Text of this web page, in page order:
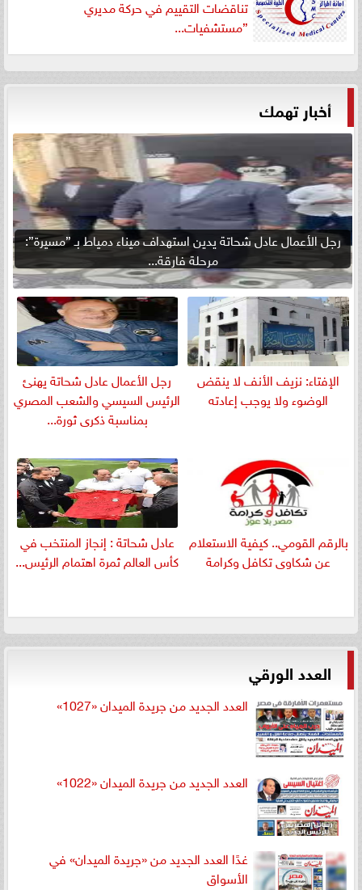
تناقضات التقييم في حركة مديري
”مستشفيات...
أخبار تهمك
رجل الأعمال عادل شحاتة يدين استهداف ميناء دمياط بـ ”مسيرة”:
مرحلة فارقة...
الإفتاء: نزيف الأنف لا ينقض
الوضوء ولا يوجب إعادته
رجل الأعمال عادل شحاتة يهنئ
الرئيس السيسي والشعب المصري
بمناسبة ذكرى ثورة...
بالرقم القومي.. كيفية الاستعلام
عن شكاوى تكافل وكرامة
عادل شحاتة : إنجاز المنتخب في
كأس العالم ثمرة اهتمام الرئيس...
العدد الورقي
العدد الجديد من جريدة الميدان «1027»
العدد الجديد من جريدة الميدان «1022»
غدًا العدد الجديد من «جريدة الميدان» في
الأسواق